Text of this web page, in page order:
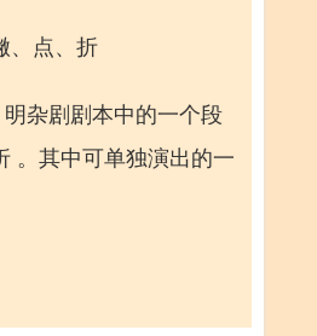
、点、折
杂剧剧本中的一个段
。其中可单独演出的一